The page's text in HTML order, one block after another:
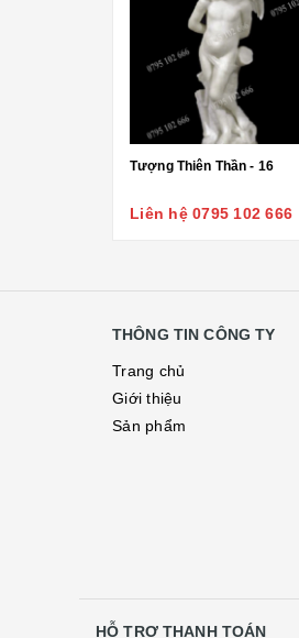
Tượng Thiên Thần - 16
Liên hệ 0795 102 666
THÔNG TIN CÔNG TY
Trang chủ
Giới thiệu
Sản phẩm
HỖ TRỢ THANH TOÁN